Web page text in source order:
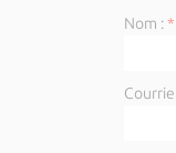
Nom :*